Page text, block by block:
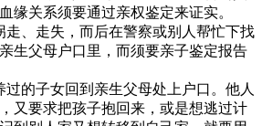
缘关系须要通过亲权鉴定来证实。
走、走失，而后在警察或别人帮忙下找
生父母户口里，而须要亲子鉴定报告
过的子女回到亲生父母处上户口。他人
又要求把孩子抱回来，或是想逃过计